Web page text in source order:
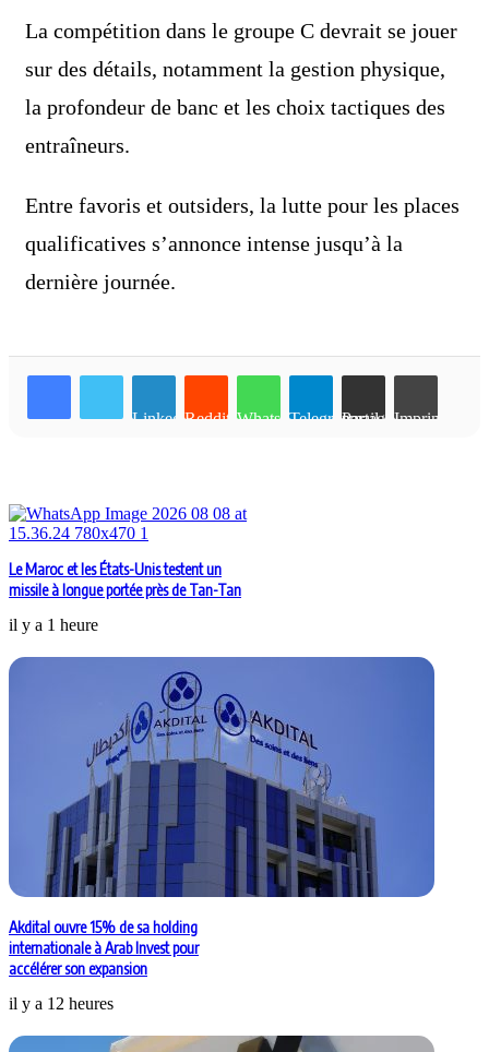
La compétition dans le groupe C devrait se jouer
sur des détails, notamment la gestion physique,
la profondeur de banc et les choix tactiques des
entraîneurs.
Entre favoris et outsiders, la lutte pour les places
qualificatives s’annonce intense jusqu’à la
dernière journée.
LinkedinReddit WhatsAppTelegramPartager par email Imprimer
Le Maroc et les États-Unis testent un
missile à longue portée près de Tan-Tan
il y a 1 heure
Akdital ouvre 15% de sa holding
internationale à Arab Invest pour
accélérer son expansion
il y a 12 heures